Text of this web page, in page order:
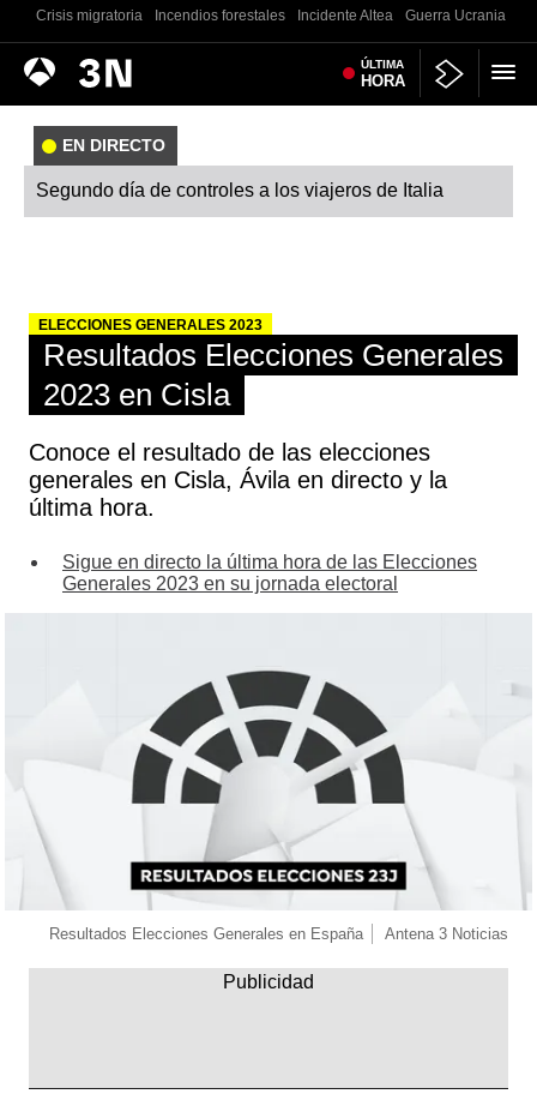
Crisis migratoria Incendios forestales Incidente Altea Guerra Ucrania
Antena
3
Noticias ÚLTIMA
HORA
EN DIRECTO
Segundo día de controles a los viajeros de Italia
ELECCIONES GENERALES 2023
Resultados Elecciones Generales
2023 en Cisla
Conoce el resultado de las elecciones
generales en Cisla, Ávila en directo y la
última hora.
Sigue en directo la última hora de las Elecciones
Generales 2023 en su jornada electoral
Resultados Elecciones Generales en España Antena 3 Noticias